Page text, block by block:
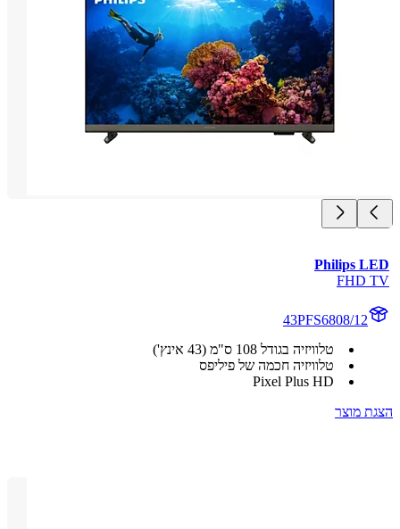
Philips
FHD
43PFS6808/12
טלוויזיה בגודל‏ 108 ס"מ (43 אינץ')
טלוויזיה חכמה של פיליפס
Pixel Plus HD
מוצר